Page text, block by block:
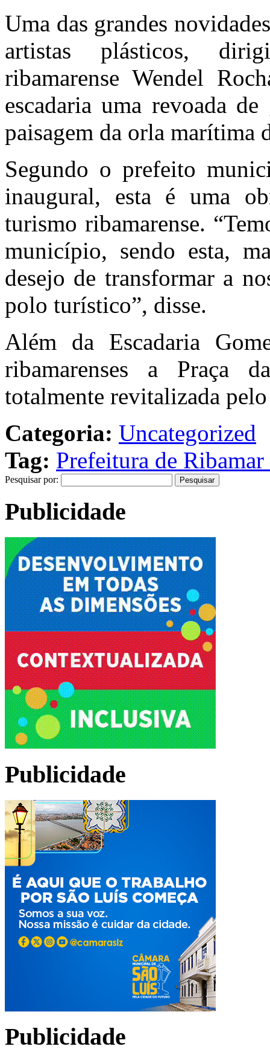
Uma das grandes
artistas plásticos,
ribamarense Wendel
escadaria uma revoada
paisagem da orla marítima
Segundo o prefeito
inaugural, esta é uma
turismo ribamarense.
município, sendo esta,
desejo de transformar a
polo turístico”, disse.
Além da Escadaria
ribamarenses a Praça
totalmente revitalizada
Categoria: Uncategorized
Tag: Prefeitura de
Pesquisar por:
Publicidade
Publicidade
Publicidade